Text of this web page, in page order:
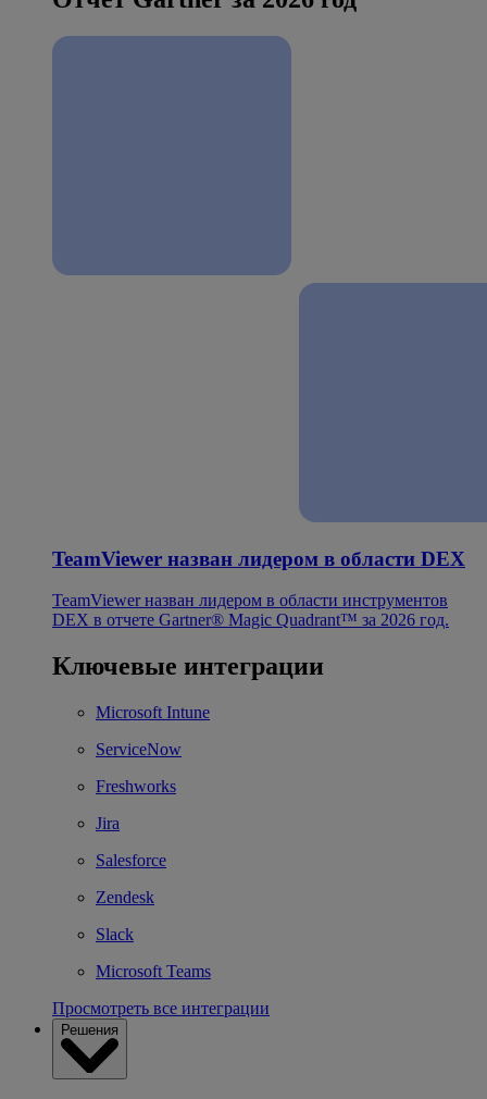
TeamViewer назван лидером в области DEX
TeamViewer назван лидером в области инструментов
DEX в отчете Gartner® Magic Quadrant™ за 2026 год.
Ключевые интеграции
Microsoft Intune
ServiceNow
Freshworks
Jira
Salesforce
Zendesk
Slack
Microsoft Teams
Просмотреть все интеграции
Решения